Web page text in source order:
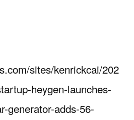
sites/kenrickcai/202
heygen-launches-
generator-adds-56-